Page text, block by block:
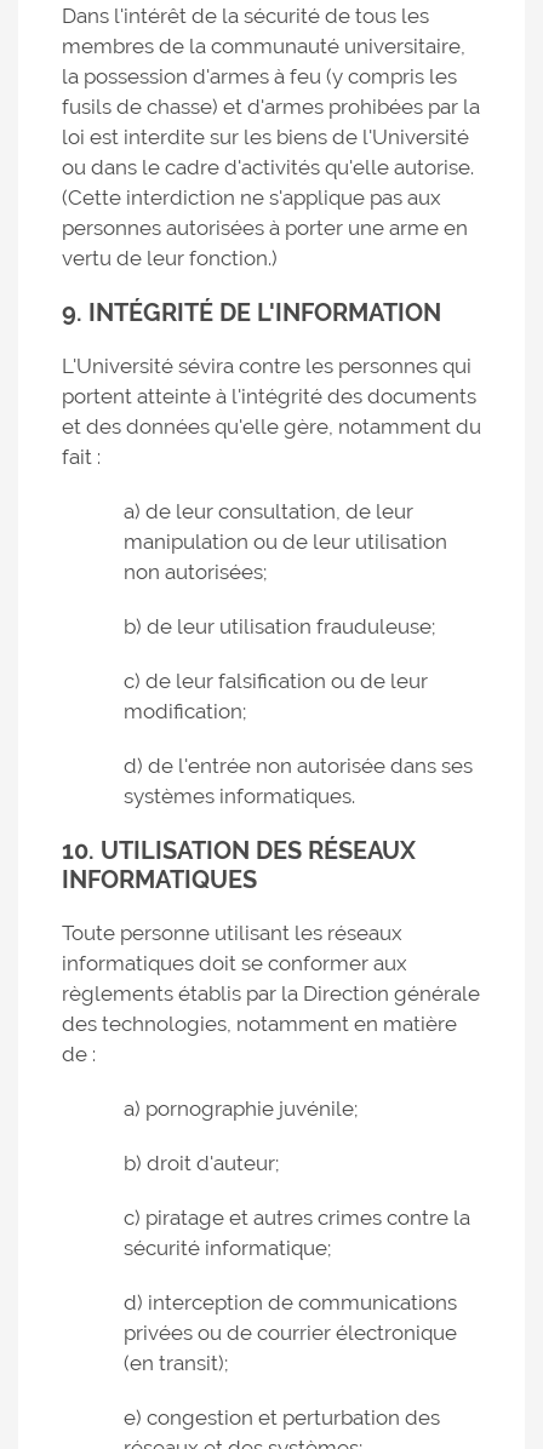
Dans l'intérêt de la sécurité de tous les
membres de la communauté universitaire,
la possession d'armes à feu (y compris les
fusils de chasse) et d'armes prohibées par la
loi est interdite sur les biens de l'Université
ou dans le cadre d'activités qu'elle autorise.
(Cette interdiction ne s'applique pas aux
personnes autorisées à porter une arme en
vertu de leur fonction.)
9. INTÉGRITÉ DE L'INFORMATION
L'Université sévira contre les personnes qui
portent atteinte à l'intégrité des documents
et des données qu'elle gère, notamment du
fait :
a) de leur consultation, de leur
manipulation ou de leur utilisation
non autorisées;
b) de leur utilisation frauduleuse;
c) de leur falsification ou de leur
modification;
d) de l'entrée non autorisée dans ses
systèmes informatiques.
10. UTILISATION DES RÉSEAUX
INFORMATIQUES
Toute personne utilisant les réseaux
informatiques doit se conformer aux
règlements établis par la Direction générale
des technologies, notamment en matière
de :
a) pornographie juvénile;
b) droit d'auteur;
c) piratage et autres crimes contre la
sécurité informatique;
d) interception de communications
privées ou de courrier électronique
(en transit);
e) congestion et perturbation des